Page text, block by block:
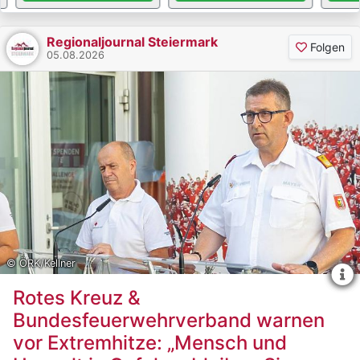
Regionaljournal Steiermark
05.08.2026
Folgen
© ÖRK/Kellner
Rotes Kreuz &
Bundesfeuerwehrverband warnen
vor Extremhitze: „Mensch und